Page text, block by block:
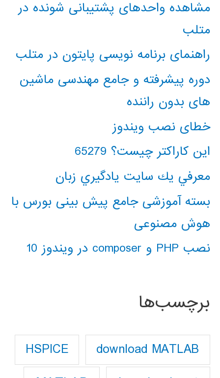
مشاهده واحدهای پشتیبانی شونده در
متلب
راهنمای برنامه نویسی پایتون در متلب
دوره پیشرفته و جامع مهندسی ماشین
های بدون راننده
خطای نصب ویندوز
این کاراکتر چیست؟ 65279
معرفي يك سايت يادگيري زبان
بسته آموزشی جامع پیش بینی بورس با
هوش مصنوعی
نصب PHP و composer در ویندوز 10
برچسب‌ها
download MATLAB
HSPICE